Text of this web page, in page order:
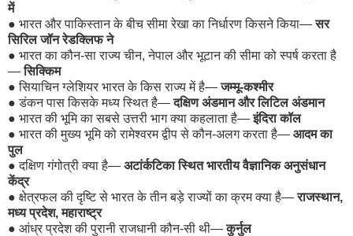
में
● भारत और पाकिस्तान के बीच सीमा रेखा का निर्धारण किसने किया—सर
सिरिल जॉन रेडक्लिफ ने
● भारत का कौन-सा राज्य चीन, नेपाल और भूटान की सीमा को स्पर्ष करता है
—सिक्किम
●सियाचिन ग्लेशियर भारत के किस राज्य में है—जम्मू-कश्मीर
●डंकन पास किसके मध्य स्थित है—दक्षिण अंडमान और लिटिल अंडमान
● भारत की भूमि का सबसे उत्तरी भाग क्या कहलाता है—इंदिरा कॉल
● भारत की मुख्य भूमि को रामेश्वरम द्वीप से कौन-अलग करता है— आदम का
पुल
●दक्षिण गंगोत्री क्या है— अटांर्कटिका स्थित भारतीय वैज्ञानिक अनुसंधान
केंद्र
● क्षेत्रफल की दृष्टि से भारत के तीन बड़े राज्यों का क्रम क्या है—राजस्थान,
मध्य प्रदेश, महाराष्ट्र
● आंध्र प्रदेश की पुरानी राजधानी कौन-सी थी—कुर्नुल